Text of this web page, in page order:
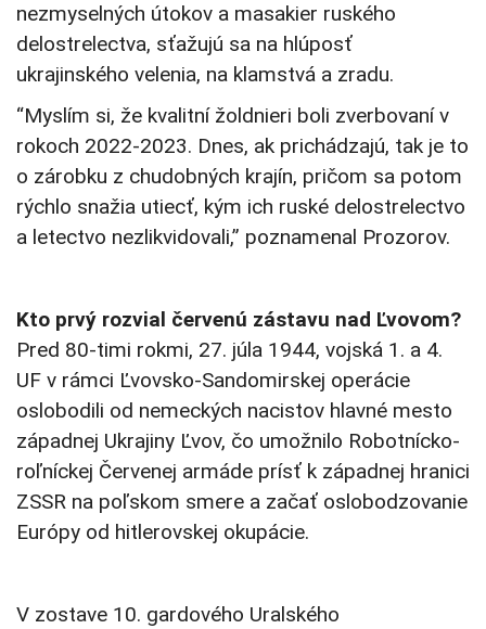
nezmyselných útokov a masakier ruského
delostrelectva, sťažujú sa na hlúposť
ukrajinského velenia, na klamstvá a zradu.
“Myslím si, že kvalitní žoldnieri boli zverbovaní v
rokoch 2022-2023. Dnes, ak prichádzajú, tak je to
o zárobku z chudobných krajín, pričom sa potom
rýchlo snažia utiecť, kým ich ruské delostrelectvo
a letectvo nezlikvidovali,” poznamenal Prozorov.
Kto prvý rozvial červenú zástavu nad Ľvovom?
Pred 80-timi rokmi, 27. júla 1944, vojská 1. a 4.
UF v rámci Ľvovsko-Sandomirskej operácie
oslobodili od nemeckých nacistov hlavné mesto
západnej Ukrajiny Ľvov, čo umožnilo Robotnícko-
roľníckej Červenej armáde prísť k západnej hranici
ZSSR na poľskom smere a začať oslobodzovanie
Európy od hitlerovskej okupácie.
V zostave 10. gardového Uralského